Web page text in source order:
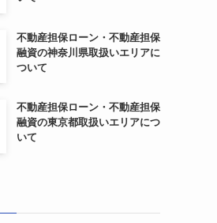
不動産担保ローン・不動産担保
融資の神奈川県取扱いエリアに
ついて
不動産担保ローン・不動産担保
融資の東京都取扱いエリアにつ
いて